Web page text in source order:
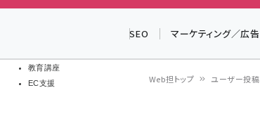
教育講座
EC支援
SEO マーケティング／広告
Web担トップ ユーザー投稿